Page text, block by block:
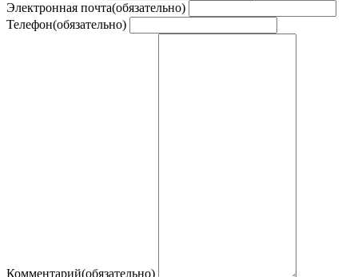
Электронная почта(обязательно)
Телефон(обязательно)
Комментарий(обязательно)